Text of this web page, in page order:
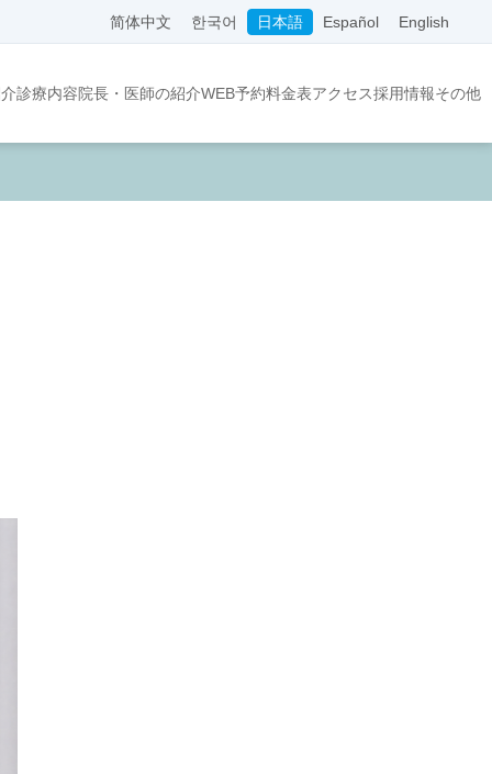
简体中文 한국어 日本語 Español English
診療内容院長・医師の紹介WEB予約料金表アクセス採用情報その他